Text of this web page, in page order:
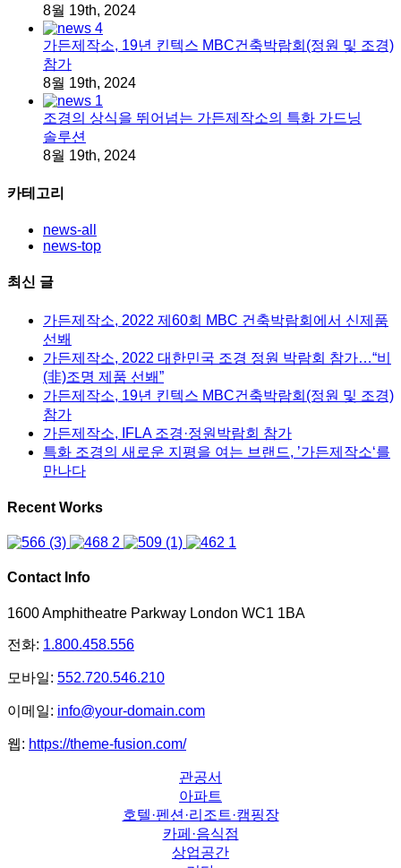
8월 19th, 2024
가든제작소, 19년 킨텍스 MBC건축박람회(정원 및 조경)
참가
8월 19th, 2024
조경의 상식을 뛰어넘는 가든제작소의 특화 가드닝
솔루션
8월 19th, 2024
카테고리
news-all
news-top
최신 글
가든제작소, 2022 제60회 MBC 건축박람회에서 신제품
선봬
가든제작소, 2022 대한민국 조경 정원 박람회 참가…“비
(非)조명 제품 선봬”
가든제작소, 19년 킨텍스 MBC건축박람회(정원 및 조경)
참가
가든제작소, IFLA 조경·정원박람회 참가
특화 조경의 새로운 지평을 여는 브랜드, ’가든제작소‘를
만나다
Recent Works
Contact Info
1600 Amphitheatre Parkway London WC1 1BA
전화: 1.800.458.556
모바일: 552.720.546.210
이메일: info@your-domain.com
웹: https://theme-fusion.com/
관공서
아파트
호텔·펜션·리조트·캠핑장
카페·음식점
상업공간